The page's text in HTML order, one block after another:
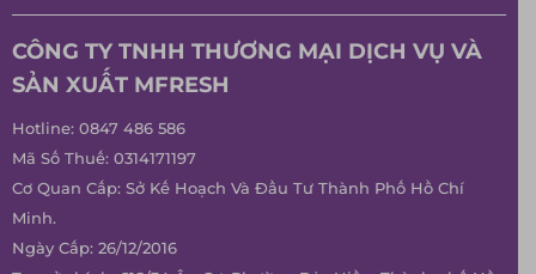
CÔNG TY TNHH THƯƠNG MẠI DỊCH VỤ VÀ
SẢN XUẤT MFRESH
Hotline: 0847 486 586
Mã Số Thuế: 0314171197
Cơ Quan Cấp: Sở Kế Hoạch Và Đầu Tư Thành Phố Hồ Chí
Minh.
Ngày Cấp: 26/12/2016